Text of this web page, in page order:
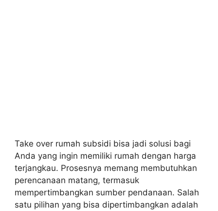
Take over rumah subsidi bisa jadi solusi bagi
Anda yang ingin memiliki rumah dengan harga
terjangkau. Prosesnya memang membutuhkan
perencanaan matang, termasuk
mempertimbangkan sumber pendanaan. Salah
satu pilihan yang bisa dipertimbangkan adalah